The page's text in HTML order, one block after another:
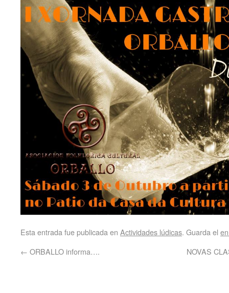
Esta entrada fue publicada en Actividades lúdicas. Guarda el
← ORBALLO informa…. NOVAS